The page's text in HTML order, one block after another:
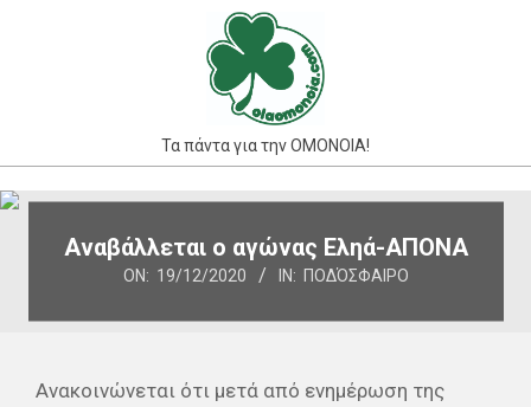
Τα πάντα για την ΟΜΟΝΟΙΑ!
Primary
NavigationΑναβάλλεται ο αγώνας Εληά-ΑΠΟΝΑ
ON: 19/12/2020 IN: ΠΟΔΌΣΦΑΙΡΟ
Ανακοινώνεται ότι μετά από ενημέρωση της